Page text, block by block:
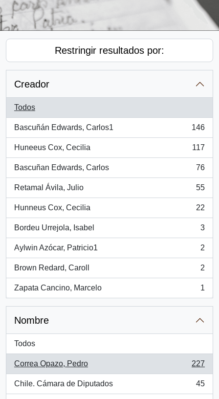
Restringir resultados por:
Creador
Todos
Bascuñán Edwards, Carlos1
, 146 resultados
146
Huneeus Cox, Cecilia
, 117 resultados
117
Bascuñan Edwards, Carlos
, 76 resultados
76
Retamal Ávila, Julio
, 55 resultados
55
Hunneus Cox, Cecilia
, 22 resultados
22
Bordeu Urrejola, Isabel
, 3 resultados
3
Aylwin Azócar, Patricio1
, 2 resultados
2
Brown Redard, Caroll
, 2 resultados
2
Zapata Cancino, Marcelo
, 1 resultados
1
Nombre
Todos
Correa Opazo, Pedro
, 227 resultados
227
Chile. Cámara de Diputados
, 45 resultados
45